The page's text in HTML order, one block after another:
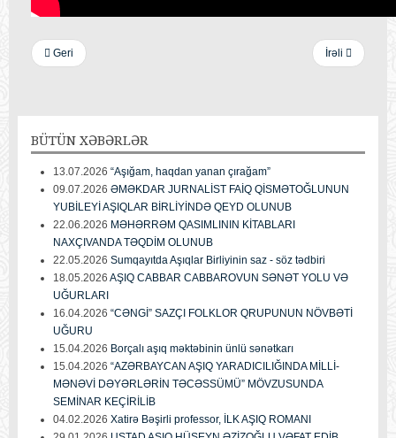
Geri İrəli
BÜTÜN XƏBƏRLƏR
13.07.2026 “Aşığam, haqdan yanan çırağam”
09.07.2026 ƏMƏKDAR JURNALİST FAİQ QİSMƏTOĞLUNUN
YUBİLEYİ AŞIQLAR BİRLİYİNDƏ QEYD OLUNUB
22.06.2026 MƏHƏRRƏM QASIMLININ KİTABLARI
NAXÇIVANDA TƏQDİM OLUNUB
22.05.2026 Sumqayıtda Aşıqlar Birliyinin saz - söz tədbiri
18.05.2026 AŞIQ CABBAR CABBAROVUN SƏNƏT YOLU VƏ
UĞURLARI
16.04.2026 “CƏNGİ” SAZÇI FOLKLOR QRUPUNUN NÖVBƏTİ
UĞURU
15.04.2026 Borçalı aşıq məktəbinin ünlü sənətkarı
15.04.2026 “AZƏRBAYCAN AŞIQ YARADICILIĞINDA MİLLİ-
MƏNƏVİ DƏYƏRLƏRİN TƏCƏSSÜMÜ” MÖVZUSUNDA
SEMİNAR KEÇİRİLİB
04.02.2026 Xatirə Bəşirli professor, İLK AŞIQ ROMANI